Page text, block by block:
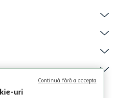
Auchan
uri
Continuă fără a accepta